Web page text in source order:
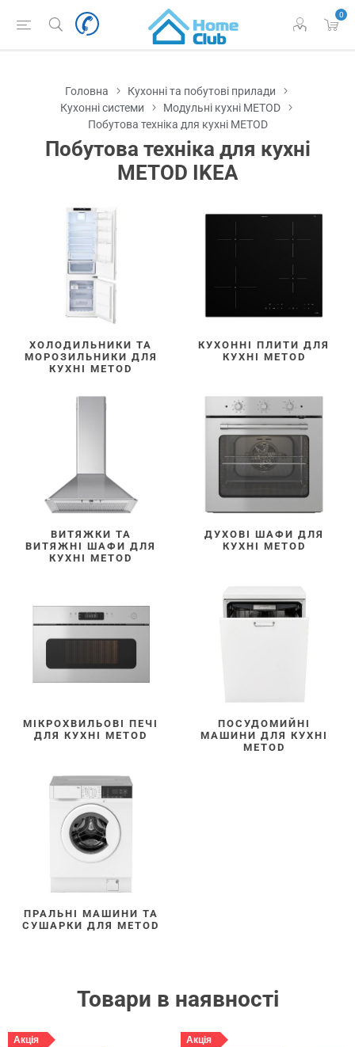
0
Головна
Кухонні та побутові прилади
Кухонні системи
Модульні кухні METOD
Побутова техніка для кухні METOD
Побутова техніка для кухні
METOD IKEA
ХОЛОДИЛЬНИКИ ТА
МОРОЗИЛЬНИКИ ДЛЯ
КУХНІ METOD
КУХОННІ ПЛИТИ ДЛЯ
КУХНІ METOD
ВИТЯЖКИ ТА
ВИТЯЖНІ ШАФИ ДЛЯ
КУХНІ METOD
ДУХОВІ ШАФИ ДЛЯ
КУХНІ METOD
МІКРОХВИЛЬОВІ ПЕЧІ
ДЛЯ КУХНІ METOD
ПОСУДОМИЙНІ
МАШИНИ ДЛЯ КУХНІ
METOD
ПРАЛЬНІ МАШИНИ ТА
СУШАРКИ ДЛЯ METOD
Товари в наявності
Акція
Акція